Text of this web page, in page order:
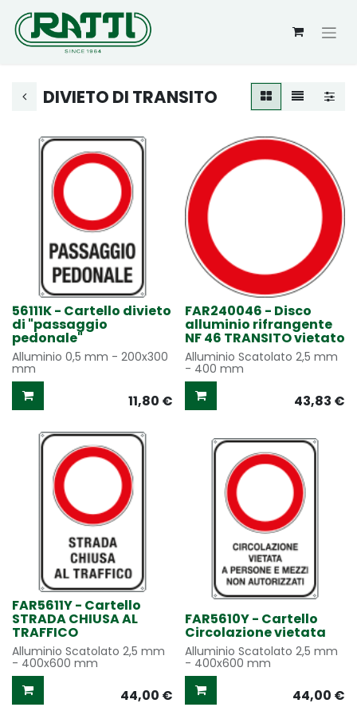
DIVIETO DI TRANSITO
56111K - Cartello divieto
di "passaggio
pedonale"
Alluminio 0,5 mm - 200x300
mm
11,80 €
FAR240046 - Disco
alluminio rifrangente
NF 46 TRANSITO vietato
Alluminio Scatolato 2,5 mm
- 400 mm
43,83 €
FAR5611Y - Cartello
STRADA CHIUSA AL
TRAFFICO
Alluminio Scatolato 2,5 mm
- 400x600 mm
44,00 €
FAR5610Y - Cartello
Circolazione vietata
Alluminio Scatolato 2,5 mm
- 400x600 mm
44,00 €